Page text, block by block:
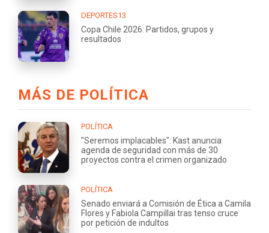
DEPORTES13
Copa Chile 2026: Partidos, grupos y
resultados
MÁS DE POLÍTICA
POLÍTICA
"Seremos implacables": Kast anuncia
agenda de seguridad con más de 30
proyectos contra el crimen organizado
POLÍTICA
Senado enviará a Comisión de Ética a Camila
Flores y Fabiola Campillai tras tenso cruce
por petición de indultos